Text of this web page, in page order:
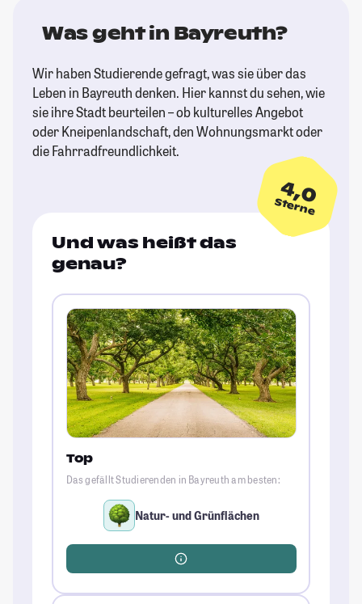
Was geht in Bayreuth?
Wir haben Studierende gefragt, was sie über das
Leben in Bayreuth denken. Hier kannst du sehen, wie
sie ihre Stadt beurteilen – ob kulturelles Angebot
oder Kneipenlandschaft, den Wohnungsmarkt oder
die Fahrradfreundlichkeit.
4,0
Sterne
Und was heißt das
genau?
Top
Das gefällt Studierenden in Bayreuth am besten:
Natur- und Grünflächen